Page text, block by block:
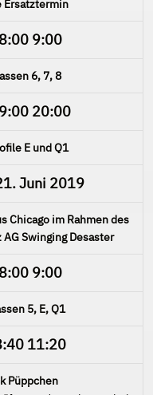
Ersatztermin
9:00
6, 7, 8
20:00
E und Q1
Juni 2019
Chicago im Rahmen des
Swinging Desaster
9:00
5, E, Q1
11:20
Püppchen